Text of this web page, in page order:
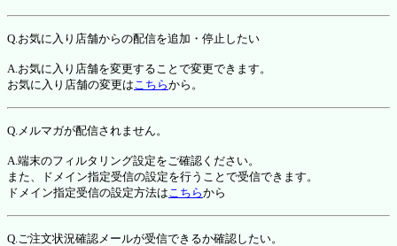
Q.お気に入り店舗からの配信を追加・停止したい
A.お気に入り店舗を変更することで変更できます。
お気に入り店舗の変更はこちらから。
Q.メルマガが配信されません。
A.端末のフィルタリング設定をご確認ください。
また、ドメイン指定受信の設定を行うことで受信できます。
ドメイン指定受信の設定方法はこちらから
Q.ご注文状況確認メールが受信できるか確認したい。